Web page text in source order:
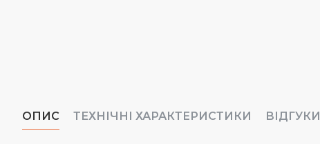
ОПИС ТЕХНІЧНІ ХАРАКТЕРИСТИКИ ВІДГУКИ